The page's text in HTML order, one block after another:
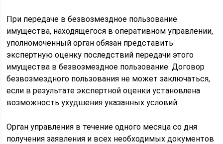
При передаче в безвозмездное пользование
имущества, находящегося в оперативном управлении,
уполномоченный орган обязан представить
экспертную оценку последствий передачи этого
имущества в безвозмездное пользование. Договор
безвозмездного пользования не может заключаться,
если в результате экспертной оценки установлена
возможность ухудшения указанных условий.
Орган управления в течение одного месяца со дня
получения заявления и всех необходимых документов